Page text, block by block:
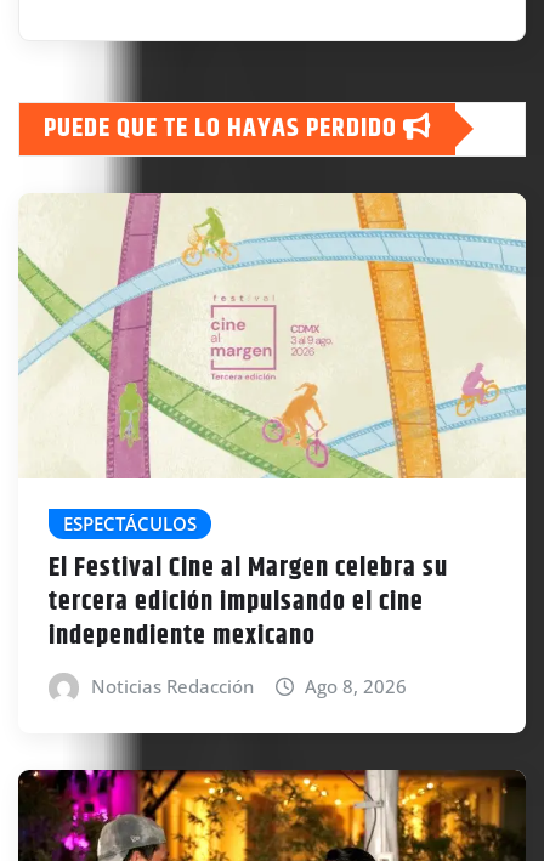
PUEDE QUE TE LO HAYAS PERDIDO
ESPECTÁCULOS
El Festival Cine al Margen celebra su
tercera edición impulsando el cine
independiente mexicano
Noticias Redacción Ago 8, 2026